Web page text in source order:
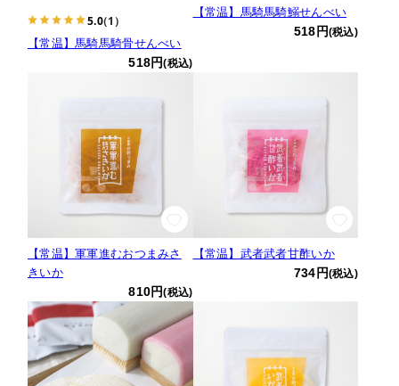
5.0（1）
【常温】馬騎馬騎骨せんべい
518円(税込)
【常温】馬騎馬騎鰯せんべい
518円(税込)
【常温】軍軍進むおつまみさ
きいか
810円(税込)
【常温】武者武者甘酢いか
734円(税込)